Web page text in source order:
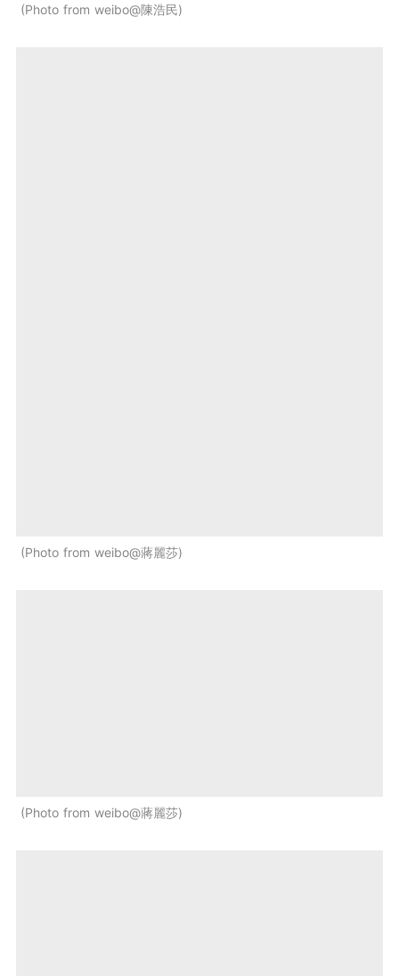
Photo from weibo@陳浩民
Photo from weibo@蔣麗莎
Photo from weibo@蔣麗莎